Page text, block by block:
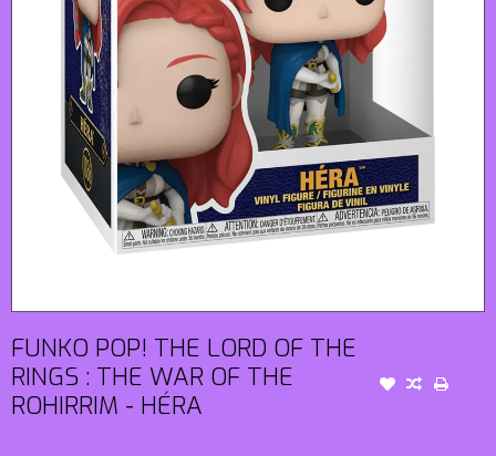
FUNKO POP! THE LORD OF THE
RINGS : THE WAR OF THE
ROHIRRIM - HÉRA